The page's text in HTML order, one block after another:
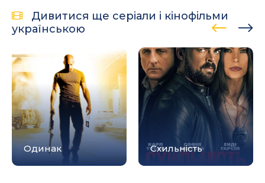
Дивитися ще серіали і кінофільми
українською
Одинак Схильність